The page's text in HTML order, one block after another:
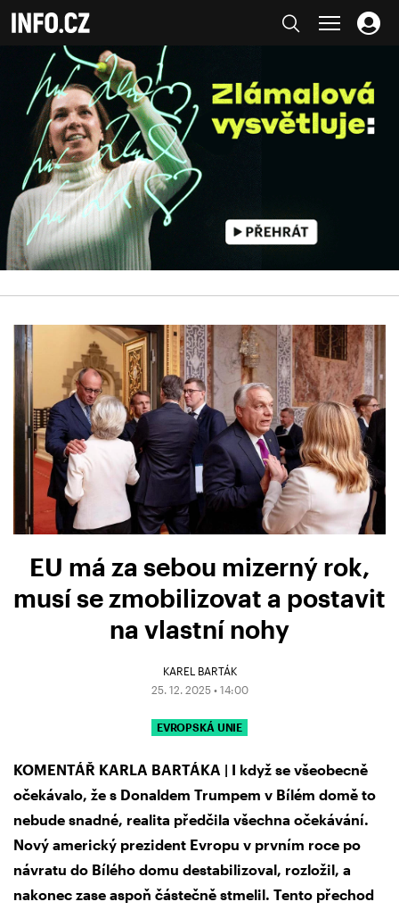
EU má za sebou mizerný rok,
musí se zmobilizovat a postavit
na vlastní nohy
KAREL BARTÁK
25. 12. 2025 • 14:00
EVROPSKÁ UNIE
KOMENTÁŘ KARLA BARTÁKA | I když se všeobecně
očekávalo, že s Donaldem Trumpem v Bílém domě to
nebude snadné, realita předčila všechna očekávání.
Nový americký prezident Evropu v prvním roce po
návratu do Bílého domu destabilizoval, rozložil, a
nakonec zase aspoň částečně stmelil. Tento přechod